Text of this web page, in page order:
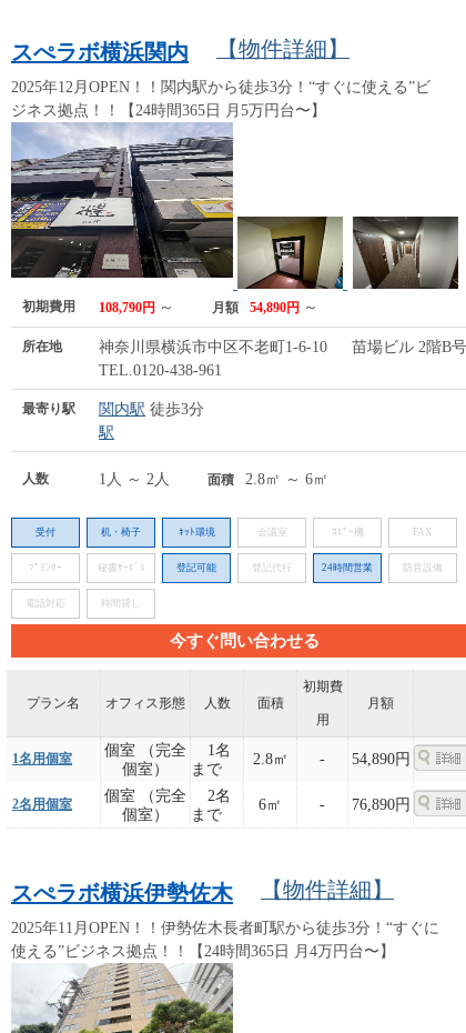
スぺラボ横浜関内 【物件詳細】
2025年12月OPEN！！関内駅から徒歩3分！“すぐに使える”ビ
ジネス拠点！！【24時間365日 月5万円台〜】
初期費用 108,790円 ～ 月額 54,890円 ～
所在地
神奈川県横浜市中区不老町1-6-10 苗場ビル 2階B号
TEL.0120-438-961
最寄り駅 関内駅 徒歩3分
駅
人数 1人 ～ 2人 面積 2.8㎡ ～ 6㎡
受付 机・椅子 ﾈｯﾄ環境 会議室 ｺﾋﾟｰ機 FAX
ﾌﾟﾘﾝﾀｰ 秘書ｻｰﾋﾞｽ 登記可能 登記代行 24時間営業 防音設備
電話対応 時間貸し
今すぐ問い合わせる
プラン名 オフィス形態 人数 面積
初期費
用
月額
1名用個室
個室 （完全
個室）
1名
まで
2.8㎡ - 54,890円
2名用個室
個室 （完全
個室）
2名
まで
6㎡ - 76,890円
スぺラボ横浜伊勢佐木 【物件詳細】
2025年11月OPEN！！伊勢佐木長者町駅から徒歩3分！“すぐに
使える”ビジネス拠点！！【24時間365日 月4万円台〜】